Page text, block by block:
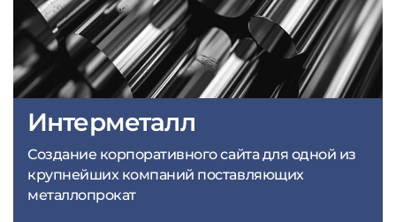
Интерметалл
Создание корпоративного сайта для одной из
крупнейших компаний поставляющих
металлопрокат